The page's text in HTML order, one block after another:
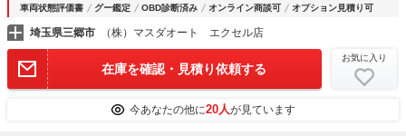
車両状態評価書 グー鑑定 OBD診断済み オンライン商談可 オプション見積り可
埼玉県三郷市 （株）マスダオート エクセル店
在庫を確認・見積り依頼する
お気に入り
今あなたの他に20人が見ています